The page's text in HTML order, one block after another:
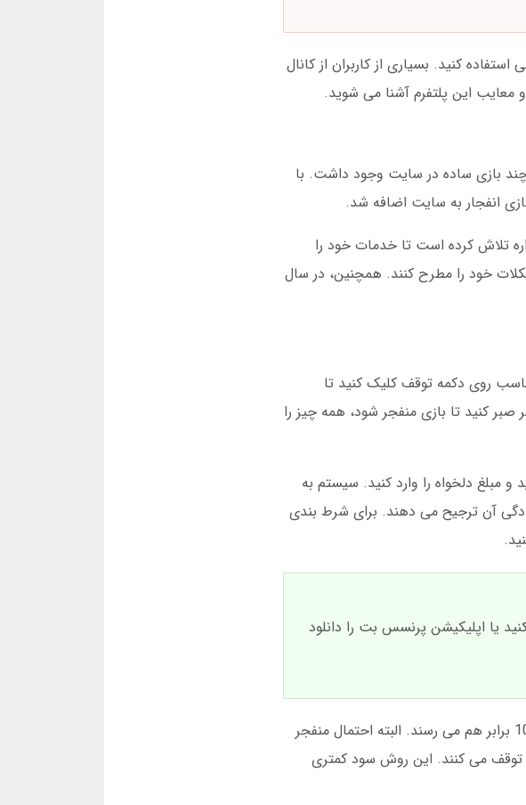
کنید. بسیاری از کاربران از کانال
معایب این پلتفرم آشنا می شوید.
تنها چند بازی ساده در سایت وجود داشت. با
دارد. این سایت همواره تلاش کرده است تا خدمات خود را
کاربران در هر زمان مشکلات خود را مطرح کنند. همچنین، در سال
روی دکمه توقف کلیک کنید تا
کنید تا بازی منفجر شود، همه چیز را
دلخواه را وارد کنید. سیستم به
آن ترجیح می دهند. برای شرط بندی
یا اپلیکیشن پرنسس بت را دانلود
یکی از ویژگی های خاص پرنسس بت در بازی انفجار، وجود ضرایب بالا است. گاهی ضرایب تا 100 برابر هم می رسند. البته احتمال منفجر
شدن در ضرایب بالا نیز بیشتر است. برخی کاربران استراتژی ثابتی دارند، مثلاً همیشه در ضریب 2 توقف می کنند. این روش سود کمتری